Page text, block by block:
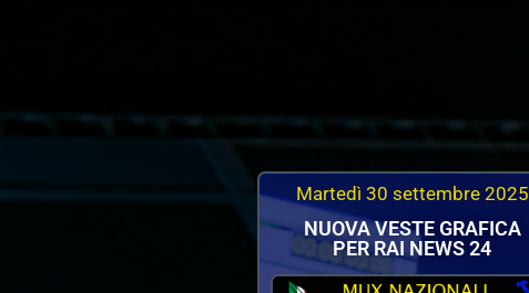
Martedì 30 settembre 2025
NUOVA VESTE GRAFICA
PER RAI NEWS 24